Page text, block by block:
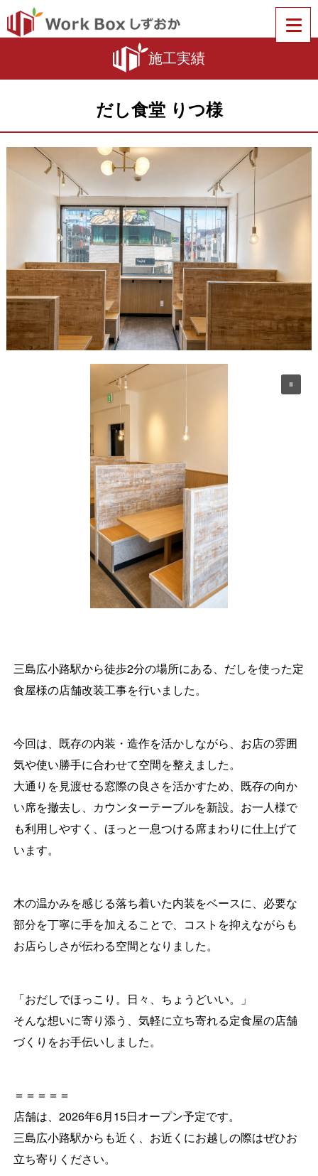
施工実績
だし食堂 りつ様
三島広小路駅から徒歩2分の場所にある、だしを使った定
食屋様の店舗改装工事を行いました。
今回は、既存の内装・造作を活かしながら、お店の雰囲
気や使い勝手に合わせて空間を整えました。
大通りを見渡せる窓際の良さを活かすため、既存の向か
い席を撤去し、カウンターテーブルを新設。お一人様で
も利用しやすく、ほっと一息つける席まわりに仕上げて
います。
木の温かみを感じる落ち着いた内装をベースに、必要な
部分を丁寧に手を加えることで、コストを抑えながらも
お店らしさが伝わる空間となりました。
「おだしでほっこり。日々、ちょうどいい。」
そんな想いに寄り添う、気軽に立ち寄れる定食屋の店舗
づくりをお手伝いしました。
＝＝＝＝＝
店舗は、2026年6月15日オープン予定です。
三島広小路駅からも近く、お近くにお越しの際はぜひお
立ち寄りください。